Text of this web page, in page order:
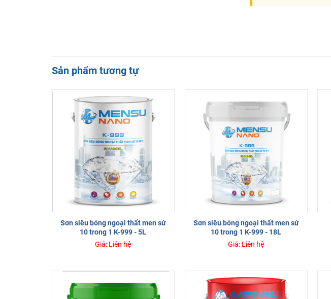
Sản phẩm tương tự
Sơn siêu bóng ngoại thất men sứ
10 trong 1 K-999 - 5L
Giá: Liên hệ
Sơn siêu bóng ngoại thất men sứ
10 trong 1 K-999 - 18L
Giá: Liên hệ